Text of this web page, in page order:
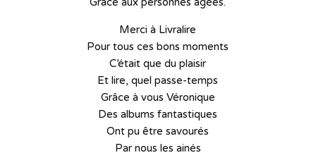
Merci à Livralire
Pour tous ces bons moments
C’était que du plaisir
Et lire, quel passe-temps
Grâce à vous Véronique
Des albums fantastiques
Ont pu être savourés
Par nous les ainés